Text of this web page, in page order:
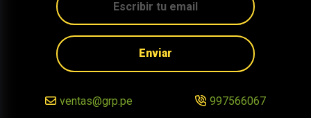
Enviar
ventas@grp.pe 997566067